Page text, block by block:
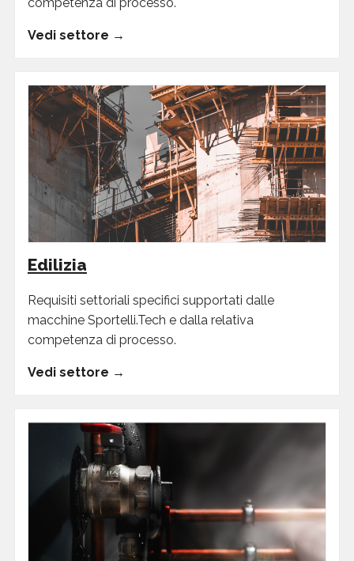
Vedi settore →
Edilizia
Requisiti settoriali specifici supportati dalle
macchine Sportelli.Tech e dalla relativa
competenza di processo.
Vedi settore →